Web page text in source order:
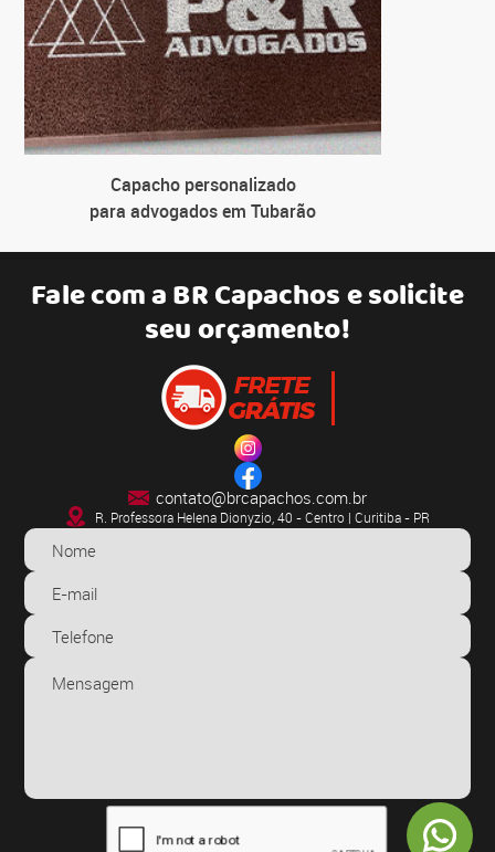
Capacho personalizado
para advogados em Tubarão
Fale com aBR Capachose solicite
seu orçamento!
contato@brcapachos.com.br
R. Professora Helena Dionyzio, 40 - Centro | Curitiba - PR